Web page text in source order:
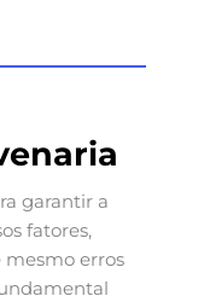
garantir a
fatores,
erros